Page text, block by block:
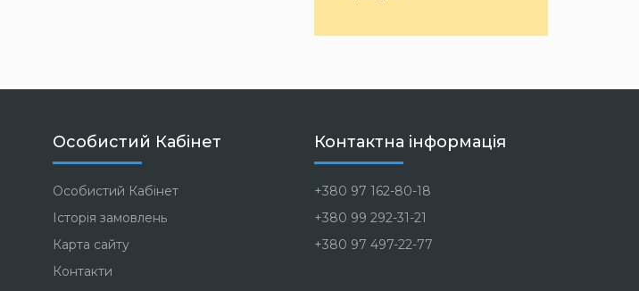
Особистий Кабінет
Особистий Кабінет
Історія замовлень
Карта сайту
Контакти
Контактна інформація
+380 97 162-80-18
+380 99 292-31-21
+380 97 497-22-77